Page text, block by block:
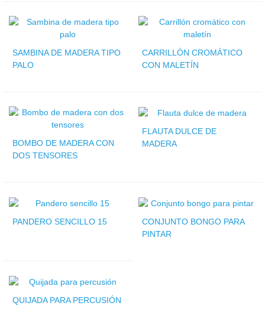
SAMBINA DE MADERA TIPO
PALO
CARRILLÓN CROMÁTICO
CON MALETÍN
BOMBO DE MADERA CON
DOS TENSORES
FLAUTA DULCE DE
MADERA
PANDERO SENCILLO 15
CONJUNTO BONGO PARA
PINTAR
QUIJADA PARA PERCUSIÓN